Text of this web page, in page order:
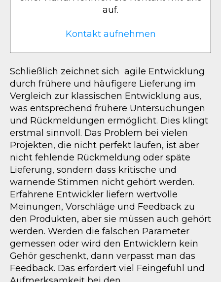
auf.
Kontakt aufnehmen
Schließlich zeichnet sich agile Entwicklung
durch frühere und häufigere Lieferung im
Vergleich zur klassischen Entwicklung aus,
was entsprechend frühere Untersuchungen
und Rückmeldungen ermöglicht. Dies klingt
erstmal sinnvoll. Das Problem bei vielen
Projekten, die nicht perfekt laufen, ist aber
nicht fehlende Rückmeldung oder späte
Lieferung, sondern dass kritische und
warnende Stimmen nicht gehört werden.
Erfahrene Entwickler liefern wertvolle
Meinungen, Vorschläge und Feedback zu
den Produkten, aber sie müssen auch gehört
werden. Werden die falschen Parameter
gemessen oder wird den Entwicklern kein
Gehör geschenkt, dann verpasst man das
Feedback. Das erfordert viel Feingefühl und